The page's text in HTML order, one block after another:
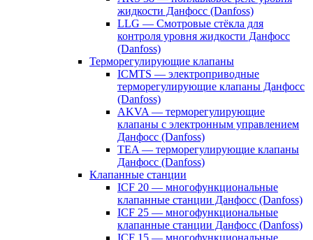
жидкости Данфосс (Danfoss)
LLG — Смотровые стёкла для
контроля уровня жидкости Данфосс
(Danfoss)
Терморегулирующие клапаны
ICMTS — электроприводные
терморегулирующие клапаны Данфосс
(Danfoss)
AKVA — терморегулирующие
клапаны с электронным управлением
Данфосс (Danfoss)
TEA — терморегулирующие клапаны
Данфосс (Danfoss)
Клапанные станции
ICF 20 — многофункциональные
клапанные станции Данфосс (Danfoss)
ICF 25 — многофункциональные
клапанные станции Данфосс (Danfoss)
ICF 15 — многофункциональные